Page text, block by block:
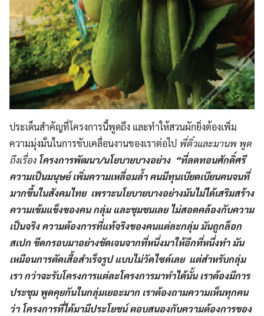
ประเด็นสำคัญที่โครงการนี้พูดถึง และทำให้สวนผักยิ่งต้องเพิ่ม
ความมุ่งมั่นในการขับเคลื่อนงานของเราต่อไป พี่ติ๋วและมานพ พูด
ถึงเรื่อง โครงการพัฒนา/นโยบายบางอย่าง “ที่ลดทอนศักดิ์ศรี
ความเป็นมนุษย์ เพิ่มความเหลื่อมล้ำ คนมีทุนเบียดเบียนคนจนที่
มากขึ้นในสังคมไทย เพราะนโยบายบางอย่างมันไม่ได้เสริมสร้าง
ความเข้มแข็งของคน กลุ่ม และชุมชนเลย ไม่สอดคล้องกับความ
เป็นจริง ความต้องการที่แท้จริงของคนแต่ละกลุ่ม มันถูกล็อก
สเปก ขีดกรอบมาอย่างชัดเจนจากที่หนึ่งมาให้อีกที่หนึ่งทำ มัน
เหมือนการตัดเสื้อสำเร็จรูป แบบไม่วัดไซด์เลย แต่สำหรับกลุ่ม
เรา กว่าจะรับโครงการแต่ละโครงการมาทำได้นั้น เราต้องมีการ
ประชุม พูดคุยกันในกลุ่มเยอะมาก เราต้องถามความเห็นทุกคน
ว่า โครงการที่ได้มามีประโยชน์ ตอบสนองกับความต้องการของ